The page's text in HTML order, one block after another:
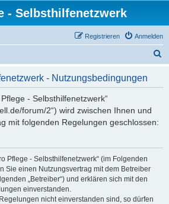
- Selbsthilfenetzwerk
Anmelden
Registrieren
- Nutzungsbedingungen
- Selbsthilfenetzwerk“
forum/2“) wird zwischen Ihnen und
mit folgenden Regelungen geschlossen:
Pflege - Selbsthilfenetzwerk“ (im Folgenden
Sie einen Nutzungsvertrag mit dem Betreiber
„Betreiber“) und erklären sich mit den
einverstanden.
nicht einverstanden sind, so dürfen